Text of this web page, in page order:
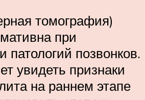
томография)
при
патологий позвонков.
увидеть признаки
на раннем этапе